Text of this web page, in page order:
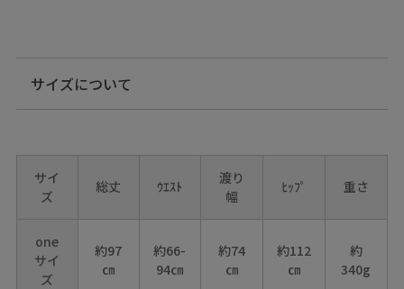
サイズについて
サイ
ズ
総丈 ｳｴｽﾄ
渡り
幅
ﾋｯﾌﾟ 重さ
one
サイ
ズ
約97
㎝
約66-
94㎝
約74
㎝
約112
㎝
約
340g